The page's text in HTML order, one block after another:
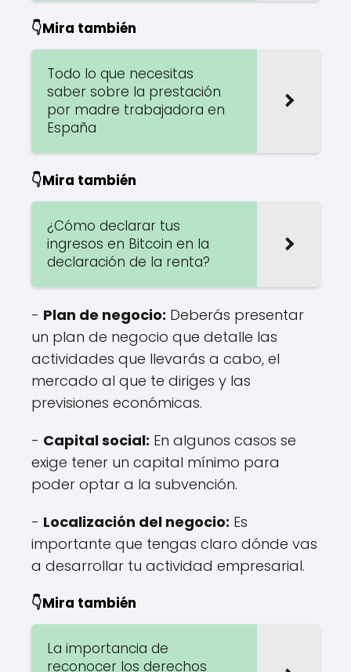
👇Mira también
Todo lo que necesitas
saber sobre la prestación
por madre trabajadora en
España
👇Mira también
¿Cómo declarar tus
ingresos en Bitcoin en la
declaración de la renta?
- Plan de negocio: Deberás presentar
un plan de negocio que detalle las
actividades que llevarás a cabo, el
mercado al que te diriges y las
previsiones económicas.
- Capital social: En algunos casos se
exige tener un capital mínimo para
poder optar a la subvención.
- Localización del negocio: Es
importante que tengas claro dónde vas
a desarrollar tu actividad empresarial.
👇Mira también
La importancia de
reconocer los derechos